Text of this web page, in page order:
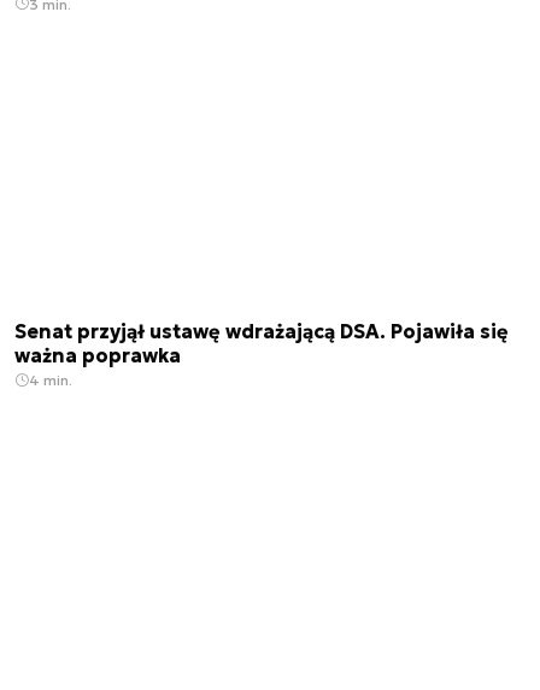
3 min.
Senat przyjął ustawę wdrażającą DSA. Pojawiła się
ważna poprawka
4 min.